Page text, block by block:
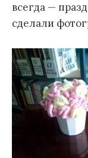
всегда —
сделали